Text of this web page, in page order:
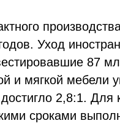
Уход
87
и мягкой мебели
2,8:1. Для
сроками